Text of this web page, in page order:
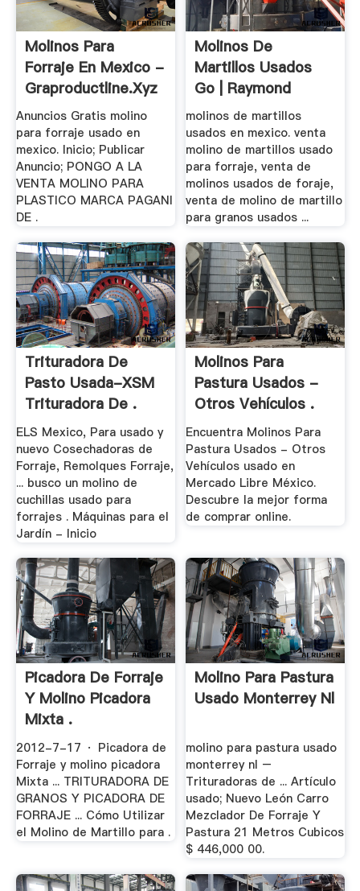
Molinos Para
Forraje En Mexico -
Graproductline.xyz
Anuncios Gratis molino
para forraje usado en
mexico. Inicio; Publicar
Anuncio; PONGO A LA
VENTA MOLINO PARA
PLASTICO MARCA PAGANI
DE .
Molinos De
Martillos Usados
Go | Raymond
Molino
molinos de martillos
usados en mexico. venta
molino de martillos usado
para forraje, venta de
molinos usados de foraje,
venta de molino de martillo
para granos usados ...
Trituradora De
Pasto Usada-XSM
Trituradora De .
ELS Mexico, Para usado y
nuevo Cosechadoras de
Forraje, Remolques Forraje,
... busco un molino de
cuchillas usado para
forrajes . Máquinas para el
Jardín - Inicio
Molinos Para
Pastura Usados -
Otros Vehículos .
Encuentra Molinos Para
Pastura Usados - Otros
Vehículos usado en
Mercado Libre México.
Descubre la mejor forma
de comprar online.
Picadora De Forraje
Y Molino Picadora
Mixta .
2012-7-17 · Picadora de
Forraje y molino picadora
Mixta ... TRITURADORA DE
GRANOS Y PICADORA DE
FORRAJE ... Cómo Utilizar
el Molino de Martillo para .
Molino Para Pastura
Usado Monterrey Nl
molino para pastura usado
monterrey nl –
Trituradoras de ... Artículo
usado; Nuevo León Carro
Mezclador De Forraje Y
Pastura 21 Metros Cubicos
$ 446,000 00.